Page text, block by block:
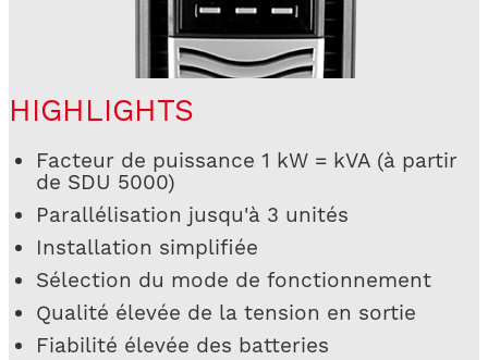
HIGHLIGHTS
Facteur de puissance 1 kW = kVA (à partir
de SDU 5000)
Parallélisation jusqu'à 3 unités
Installation simplifiée
Sélection du mode de fonctionnement
Qualité élevée de la tension en sortie
Fiabilité élevée des batteries